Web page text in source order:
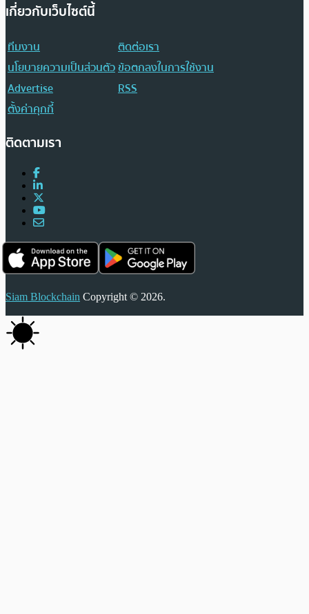
เกี่ยวกับเว็บไซต์นี้
ทีมงาน
ติดต่อเรา
นโยบายความเป็นส่วนตัวข้อตกลงในการใช้งาน
Advertise
RSS
ตั้งค่าคุกกี้
ติดตามเรา
Siam Blockchain Copyright © 2026.